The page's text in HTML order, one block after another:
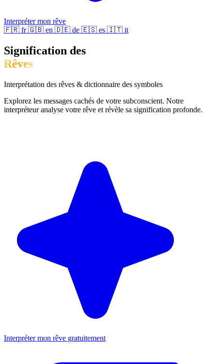
Interpréter mon rêve
🇫🇷 fr 🇬🇧 en 🇩🇪 de 🇪🇸 es 🇮🇹 it
Signification des
Rêves
Interprétation des rêves & dictionnaire des symboles
Explorez les messages cachés de votre subconscient. Notre
interpréteur analyse votre rêve et révèle sa signification profonde.
Interpréter mon rêve gratuitement